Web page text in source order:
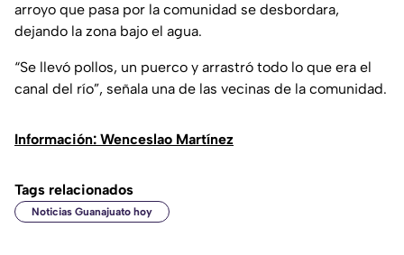
arroyo que pasa por la comunidad se desbordara,
dejando la zona bajo el agua.
“Se llevó pollos, un puerco y arrastró todo lo que era el
canal del río”, señala una de las vecinas de la comunidad.
Información: Wenceslao Martínez
Tags relacionados
Noticias Guanajuato hoy